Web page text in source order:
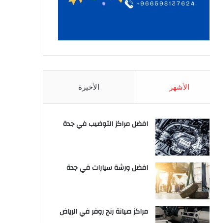
الأشهر الأخيرة
افضل مراكز التوضيب في جدة
افضل ورشة سيارات في جدة
مراكز صيانة رنج روفر في الرياض